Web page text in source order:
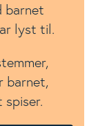
barnet
lyst til.
barnet,
spiser.